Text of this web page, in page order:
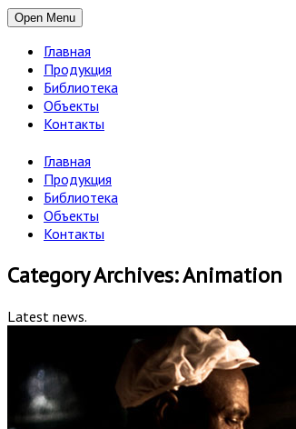
Open Menu
Главная
Продукция
Библиотека
Объекты
Контакты
Главная
Продукция
Библиотека
Объекты
Контакты
Category Archives: Animation
Latest news.